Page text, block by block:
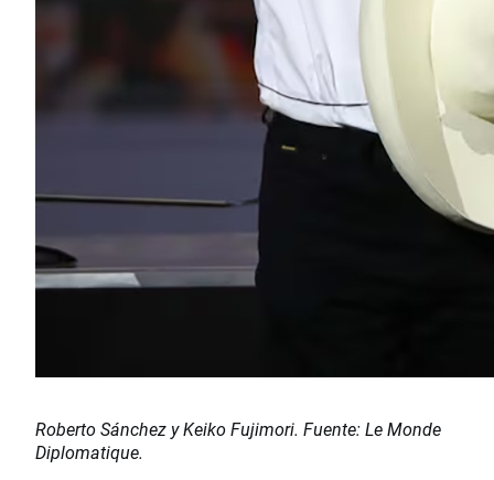
Roberto Sánchez y Keiko Fujimori. Fuente: Le Monde
Diplomatique.